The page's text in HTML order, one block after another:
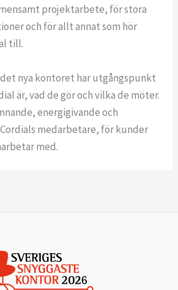
projektarbete, för stora
och för allt annat som hör
till.
nya kontoret har utgångspunkt
är, vad de gör och vilka de möter.
energigivande och
medarbetare, för kunder
med.